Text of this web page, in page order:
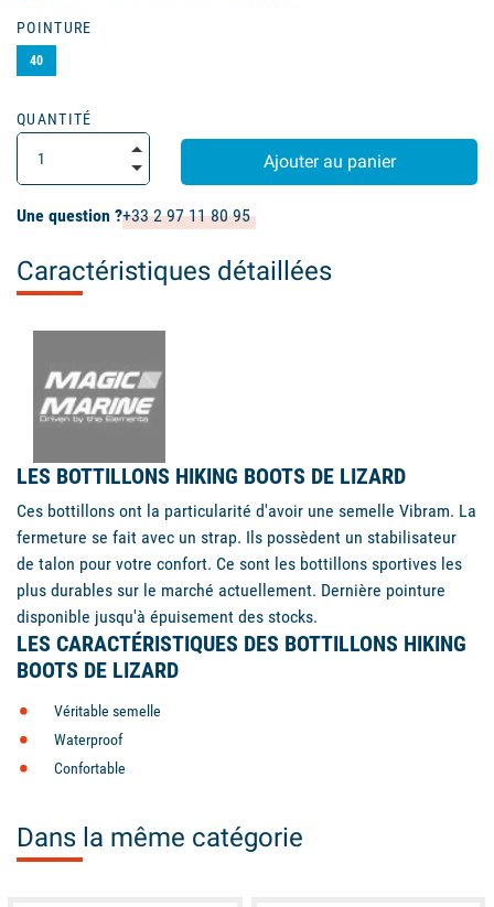
POINTURE
40
QUANTITÉ
Ajouter au panier
Une question ?+33 2 97 11 80 95
Caractéristiques détaillées
LES BOTTILLONS HIKING BOOTS DE LIZARD
Ces bottillons ont la particularité d'avoir une semelle Vibram. La
fermeture se fait avec un strap. Ils possèdent un stabilisateur
de talon pour votre confort. Ce sont les bottillons sportives les
plus durables sur le marché actuellement. Dernière pointure
disponible jusqu'à épuisement des stocks.
LES CARACTÉRISTIQUES DES BOTTILLONS HIKING
BOOTS DE LIZARD
Véritable semelle
Waterproof
Confortable
Dans la même catégorie